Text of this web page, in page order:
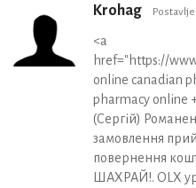
Krohag
<a
href="https://
online canadian
pharmacy online
(Сергій)
замовлення
повернення
ШАХРАЙ!. OLX